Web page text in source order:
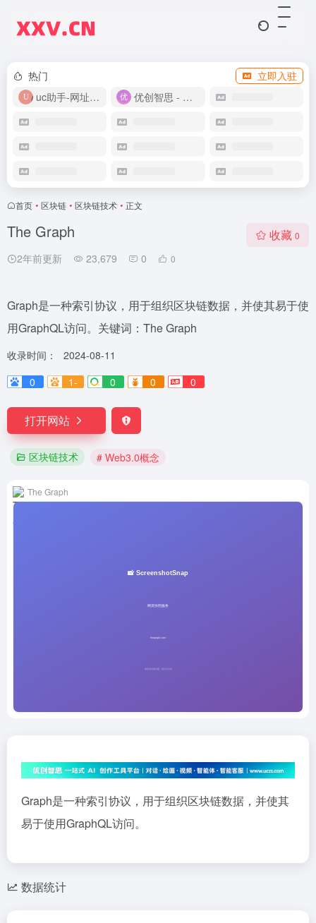
热门
立即入驻
uc助手-网址导航
优创智思 - 一站式 AI 智能创作平台
首页 • 区块链 • 区块链技术 • 正文
The Graph
2年前更新 23,679 0 0
收藏 0
Graph是一种索引协议，用于组织区块链数据，并使其易于使
用GraphQL访问。关键词：The Graph
收录时间：
2024-08-11
0
1- 0 0 0
打开网站
区块链技术 # Web3.0概念
The Graph
Graph是一种索引协议，用于组织区块链数据，并使其
易于使用GraphQL访问。
数据统计